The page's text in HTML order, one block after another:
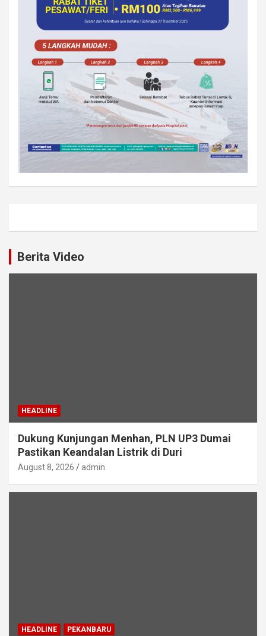
Berita Video
HEADLINE
Dukung Kunjungan Menhan, PLN UP3 Dumai
Pastikan Keandalan Listrik di Duri
August 8, 2026 admin
HEADLINE PEKANBARU